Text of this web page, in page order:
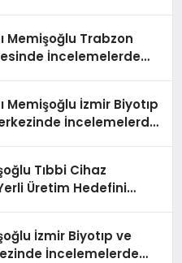
Memişoğlu Trabzon
İncelemelerde
Memişoğlu İzmir Biyotıp
İncelemelerde
Tıbbi Cihaz
Üretim Hedefini
İzmir Biyotıp ve
İncelemelerde